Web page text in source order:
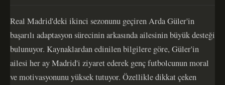
Real Madrid'deki ikinci sezonunu geçiren Arda Güler'in
başarılı adaptasyon sürecinin arkasında ailesinin büyük desteği
bulunuyor. Kaynaklardan edinilen bilgilere göre, Güler'in
ailesi her ay Madrid'i ziyaret ederek genç futbolcunun moral
ve motivasyonunu yüksek tutuyor. Özellikle dikkat çeken